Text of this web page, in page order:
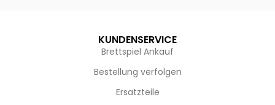
KUNDENSERVICE
Brettspiel Ankauf
Bestellung verfolgen
Ersatzteile